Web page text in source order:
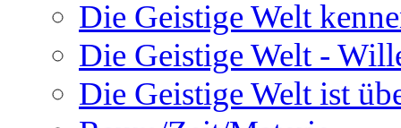
Die Geistige Welt
Die Geistige Welt -
Die Geistige Welt ist